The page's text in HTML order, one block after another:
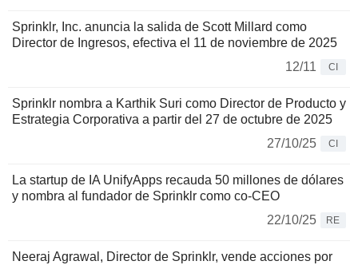
Sprinklr, Inc. anuncia la salida de Scott Millard como
Director de Ingresos, efectiva el 11 de noviembre de 2025
12/11
CI
Sprinklr nombra a Karthik Suri como Director de Producto y
Estrategia Corporativa a partir del 27 de octubre de 2025
27/10/25
CI
La startup de IA UnifyApps recauda 50 millones de dólares
y nombra al fundador de Sprinklr como co-CEO
22/10/25
RE
Neeraj Agrawal, Director de Sprinklr, vende acciones por